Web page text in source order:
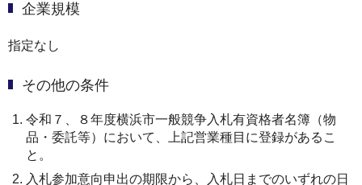
企業規模
指定なし
その他の条件
令和７、８年度横浜市一般競争入札有資格者名簿（物
品・委託等）において、上記営業種目に登録があるこ
と。
入札参加意向申出の期限から、入札日までのいずれの日